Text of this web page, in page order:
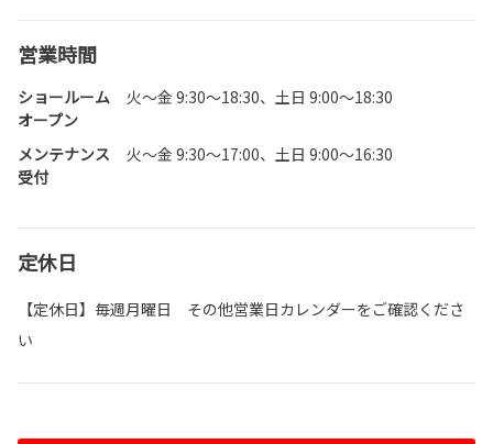
営業時間
ショールーム
オープン
火～金 9:30～18:30、土日 9:00～18:30
メンテナンス
受付
火～金 9:30～17:00、土日 9:00～16:30
定休日
【定休日】毎週月曜日 その他営業日カレンダーをご確認くださ
い